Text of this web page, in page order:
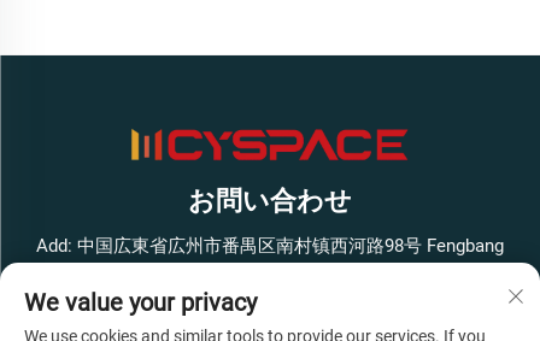
お問い合わせ
Add: 中国広東省広州市番禺区南村镇西河路98号 Fengbang
電話番号： +86-13316062192
We value your privacy
We use cookies and similar tools to provide our services. If you